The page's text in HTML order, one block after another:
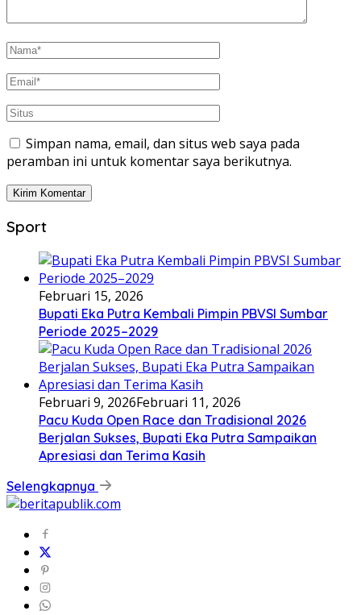
Simpan nama, email, dan situs web saya pada
peramban ini untuk komentar saya berikutnya.
Sport
Februari 15, 2026
Bupati Eka Putra Kembali Pimpin PBVSI Sumbar
Periode 2025–2029
Februari 9, 2026Februari 11, 2026
Pacu Kuda Open Race dan Tradisional 2026
Berjalan Sukses, Bupati Eka Putra Sampaikan
Apresiasi dan Terima Kasih
Selengkapnya